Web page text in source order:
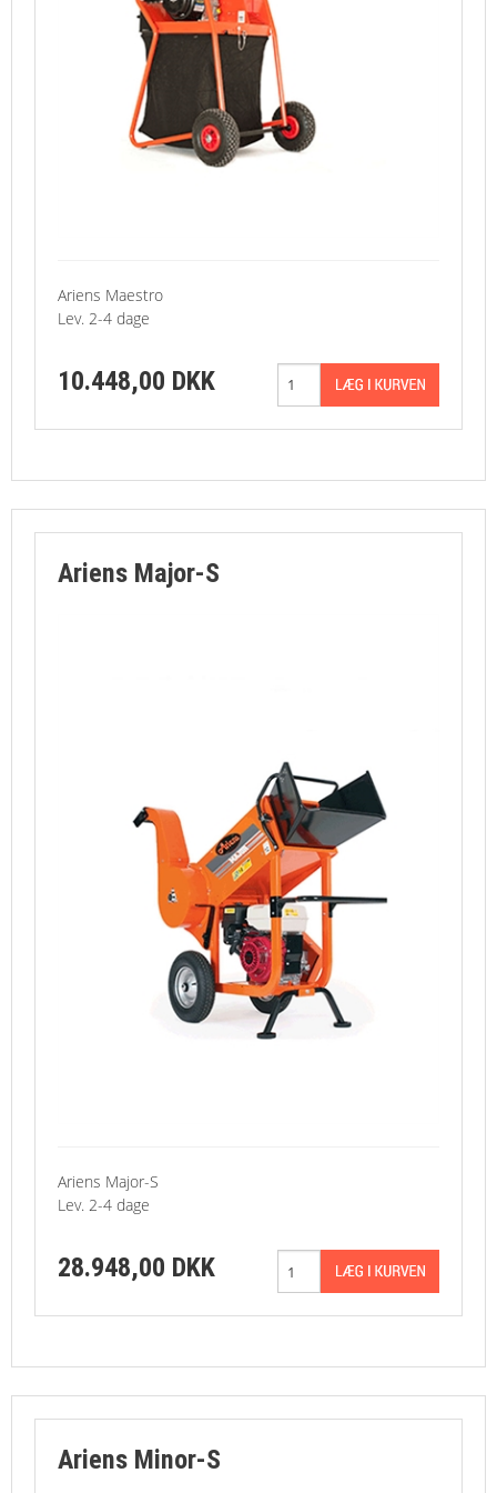
RESERVEDELESTEGNINGER
AVANCERET SØGNING
Ariens Maestro
Lev. 2-4 dage
10.448,00 DKK
Ariens Major-S
Ariens Major-S
Lev. 2-4 dage
28.948,00 DKK
Ariens Minor-S